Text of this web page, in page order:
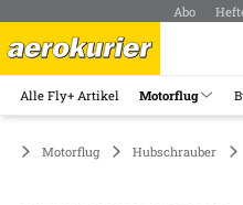
Abo
Alle Fly+ Artikel Motorflug
Motorflug Hubschrauber